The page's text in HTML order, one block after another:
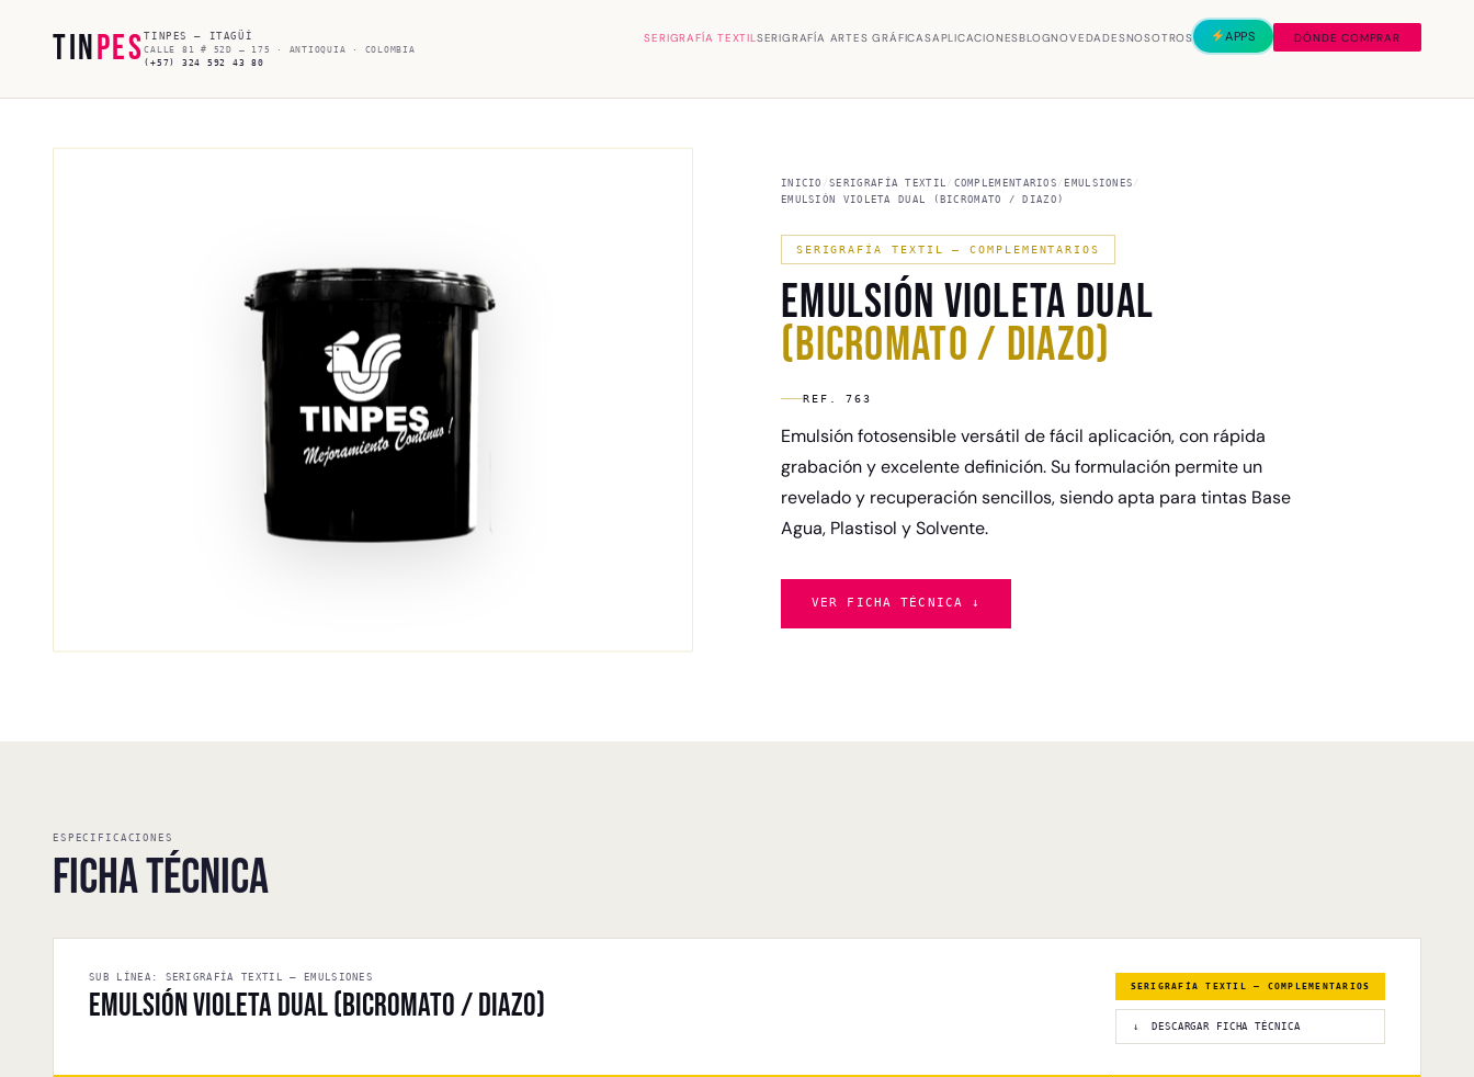
TINPESTINPES — ITAGÜÍ
CALLE 81 # 52D – 175 · ANTIOQUIA · COLOMBIA
(+57) 324 592 43 80
SERIGRAFÍA TEXTILSERIGRAFÍA ARTES GRÁFICASAPLICACIONESBLOGNOVEDADESNOSOTROS APPS DÓNDE COMPRAR
INICIO /SERIGRAFÍA TEXTIL / COMPLEMENTARIOS/ EMULSIONES/
EMULSIÓN VIOLETA DUAL (BICROMATO / DIAZO)
SERIGRAFÍA TEXTIL — COMPLEMENTARIOS
EMULSIÓN VIOLETA DUAL
(BICROMATO / DIAZO)
REF. 763
Emulsión fotosensible versátil de fácil aplicación, con rápida
grabación y excelente definición. Su formulación permite un
revelado y recuperación sencillos, siendo apta para tintas Base
Agua, Plastisol y Solvente.
VER FICHA TÉCNICA ↓
ESPECIFICACIONES
Ficha Técnica
SUB LÍNEA: SERIGRAFÍA TEXTIL — EMULSIONES
Emulsión Violeta Dual (Bicromato / Diazo)
SERIGRAFÍA TEXTIL — COMPLEMENTARIOS
↓ DESCARGAR FICHA TÉCNICA